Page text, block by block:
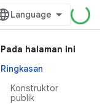
Pada halaman ini
Ringkasan
Konstruktor
publik